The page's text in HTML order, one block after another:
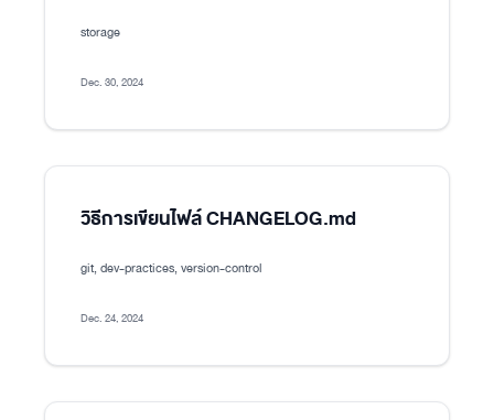
storage
Dec. 30, 2024
วิธีการเขียนไฟล์ CHANGELOG.md
git, dev-practices, version-control
Dec. 24, 2024